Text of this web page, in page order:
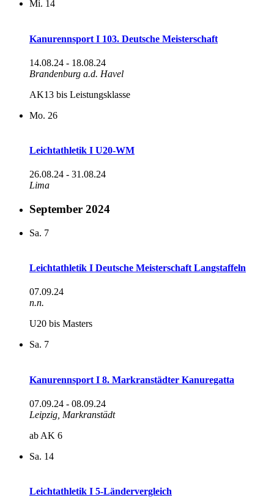
Mi. 14
Kanurennsport I 103. Deutsche Meisterschaft
14.08.24 - 18.08.24
Brandenburg a.d. Havel
AK13 bis Leistungsklasse
Mo. 26
Leichtathletik I U20-WM
26.08.24 - 31.08.24
Lima
September 2024
Sa. 7
Leichtathletik I Deutsche Meisterschaft Langstaffeln
07.09.24
n.n.
U20 bis Masters
Sa. 7
Kanurennsport I 8. Markranstädter Kanuregatta
07.09.24 - 08.09.24
Leipzig, Markranstädt
ab AK 6
Sa. 14
Leichtathletik I 5-Ländervergleich